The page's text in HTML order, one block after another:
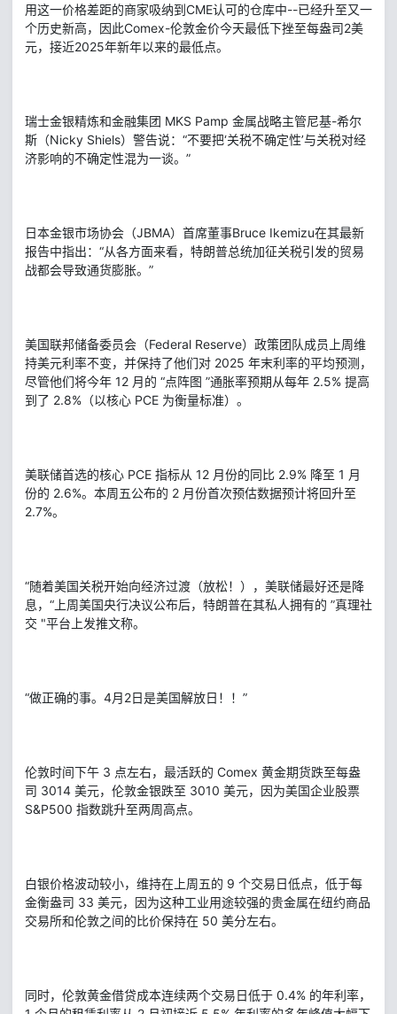
用这一价格差距的商家吸纳到CME认可的仓库中--已经升至又一
个历史新高，因此Comex-伦敦金价今天最低下挫至每盎司2美
元，接近2025年新年以来的最低点。
瑞士金银精炼和金融集团 MKS Pamp 金属战略主管尼基-希尔
斯（Nicky Shiels）警告说：“不要把‘关税不确定性’与关税对经
济影响的不确定性混为一谈。”
日本金银市场协会（JBMA）首席董事Bruce Ikemizu在其最新
报告中指出：“从各方面来看，特朗普总统加征关税引发的贸易
战都会导致通货膨胀。”
美国联邦储备委员会（Federal Reserve）政策团队成员上周维
持美元利率不变，并保持了他们对 2025 年末利率的平均预测，
尽管他们将今年 12 月的 “点阵图 ”通胀率预期从每年 2.5% 提高
到了 2.8%（以核心 PCE 为衡量标准）。
美联储首选的核心 PCE 指标从 12 月份的同比 2.9% 降至 1 月
份的 2.6%。本周五公布的 2 月份首次预估数据预计将回升至
2.7%。
“随着美国关税开始向经济过渡（放松！），美联储最好还是降
息，“上周美国央行决议公布后，特朗普在其私人拥有的 ”真理社
交 "平台上发推文称。
“做正确的事。4月2日是美国解放日！！”
伦敦时间下午 3 点左右，最活跃的 Comex 黄金期货跌至每盎
司 3014 美元，伦敦金银跌至 3010 美元，因为美国企业股票
S&P500 指数跳升至两周高点。
白银价格波动较小，维持在上周五的 9 个交易日低点，低于每
金衡盎司 33 美元，因为这种工业用途较强的贵金属在纽约商品
交易所和伦敦之间的比价保持在 50 美分左右。
同时，伦敦黄金借贷成本连续两个交易日低于 0.4% 的年利率，